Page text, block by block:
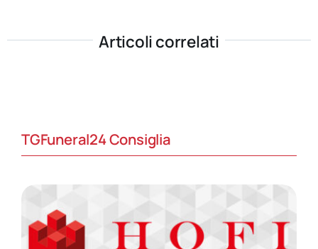
Articoli correlati
TGFuneral24 Consiglia